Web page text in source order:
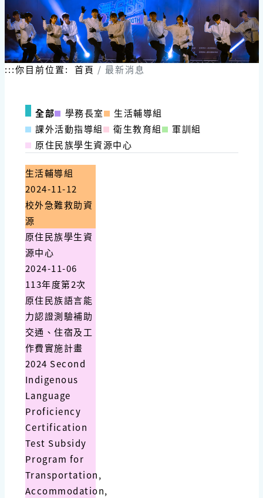
:::你目前位置: 首頁 最新消息
全部 學務長室
生活輔導組
課外活動指導組
衛生教育組
軍訓組
原住民族學生資源中心
生活輔導組
2024-11-12
校外急難救助資
源
原住民族學生資
源中心
2024-11-06
113年度第2次
原住民族語言能
力認證測驗補助
交通、住宿及工
作費實施計畫
2024 Second
Indigenous
Language
Proficiency
Certification
Test Subsidy
Program for
Transportation,
Accommodation,